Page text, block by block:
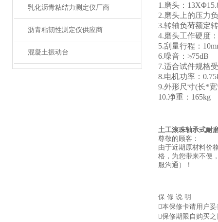
乳化沥青粘结力测定仪厂商
沥青粘韧性测定仪供应商
混凝土振动台
1.磨头：
2.磨头上的压力
3.转轴负荷额定
4.磨头工作硬度
5.刮量行程：
6.噪音：≯75dB
7.适合试件规格
8.电机功率：
9.外形尺寸(长*
10.净重：165kg
土工滚珠轴承式耐
尊敬的顾客：
由于近期原材料价
格，为您带来不便
服沟通）！
保 修 说 明
本保修卡请用户
保修期限自购买